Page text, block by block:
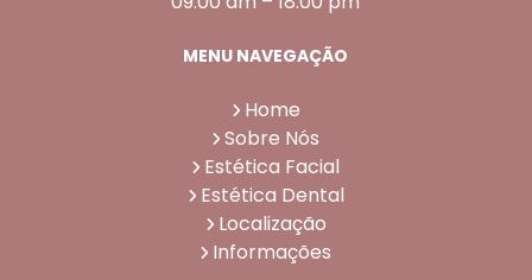
MENU NAVEGAÇÃO
Home
Sobre Nós
Estética Facial
Estética Dental
Localização
Informações